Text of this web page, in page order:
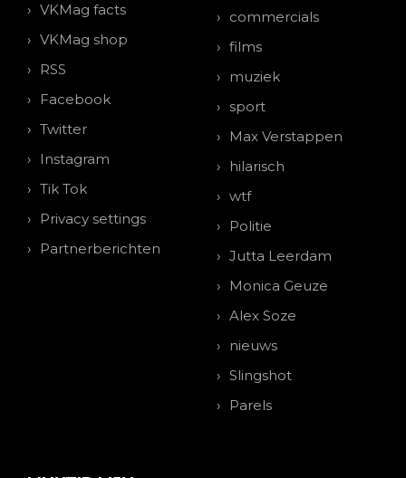
VKMag facts
VKMag shop
RSS
Facebook
Twitter
Instagram
Tik Tok
Privacy settings
Partnerberichten
commercials
films
muziek
sport
Max Verstappen
hilarisch
wtf
Politie
Jutta Leerdam
Monica Geuze
Alex Soze
nieuws
Slingshot
Parels